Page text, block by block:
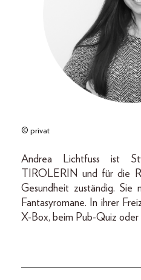
© privat
Andrea Lichtfuss ist
TIROLERIN und für die
Gesundheit zuständig. Sie
Fantasyromane. In ihrer
X-Box, beim Pub-Quiz